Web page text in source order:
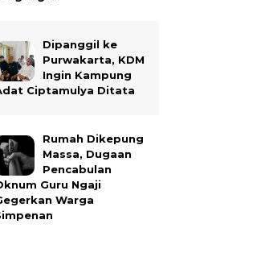
Dipanggil ke
Purwakarta, KDM
Ingin Kampung
Ciptamulya Ditata
Rumah Dikepung
Massa, Dugaan
Pencabulan
Guru Ngaji
Warga